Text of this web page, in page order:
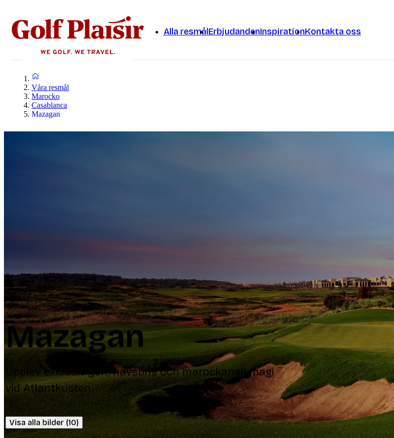
Alla resmålErbjudandenInspirationKontakta oss
Våra resmål
Marocko
Casablanca
Mazagan
Mazagan
Upplev exklusiv golf, havsbris och marockansk magi
vid Atlantkusten.
Visa alla bilder (10)